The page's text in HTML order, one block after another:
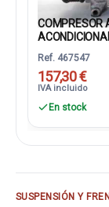
COMPRESOR
Ref. 467547
157,30 €
IVA incluido
En stock
SUSPENSIÓN Y